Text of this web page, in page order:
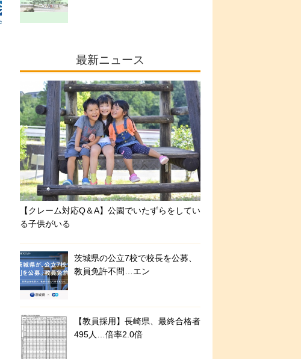
最新ニュース
【クレーム対応Q＆A】公園でいたずらをしてい
る子供がいる
茨城県の公立7校で校長を公募、
教員免許不問…エン
【教員採用】長崎県、最終合格者
495人…倍率2.0倍